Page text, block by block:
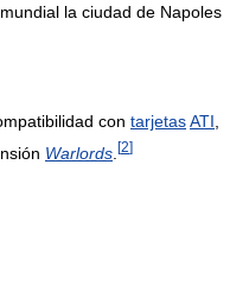
la ciudad de Napoles
con tarjetasATI
Warlords [2]